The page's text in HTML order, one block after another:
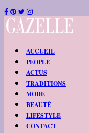
ACCUEIL
PEOPLE
ACTUS
TRADITIONS
MODE
BEAUTÉ
LIFESTYLE
CONTACT